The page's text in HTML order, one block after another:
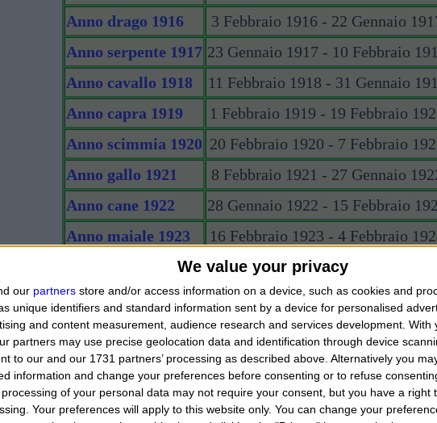
We value your privacy
our partners store and/or access information on a device, such as cookies and
unique identifiers and standard information sent by a device for personalised
and content measurement, audience research and services development. With
partners may use precise geolocation data and identification through device
to our and our 1731 partners’ processing as described above. Alternatively you
information and change your preferences before consenting or to refuse
of your personal data may not require your consent, but you have a right
Your preferences will apply to this website only. You can change your
Anno drago 1916
3 Febbraio 1916 - 22 Gennaio
Anno serpente 1917 23 Gennaio 1917 - 10 Febbraio
Anno cavallo 1918
11 Febbraio 1918 - 31 Gennaio
Anno capra 1919
1 Febbraio 1919 - 19 Febbraio
Anno scimmia 1920 20 Febbraio 1920 - 7 Febbraio
Anno gallo 1921
8 Febbraio 1921 - 27 Gennaio
Anno cane 1922
28 Gennaio 1922 - 15 Febbraio
Anno maiale 1923
16 Febbraio 1923 - 4 Febbraio
5 Febbraio 1924 - 24 Gennaio 1925
Anno bufalo 1925
25 Gennaio 1925 - 12 Febbraio
Anno tigre 1926
13 Febbraio 1926 - 1 Febbraio
Anno coniglio 1927
2 Febbraio 1927 - 22 Gennaio
Anno drago 1928
23 Gennaio 1928 - 9 Febbraio